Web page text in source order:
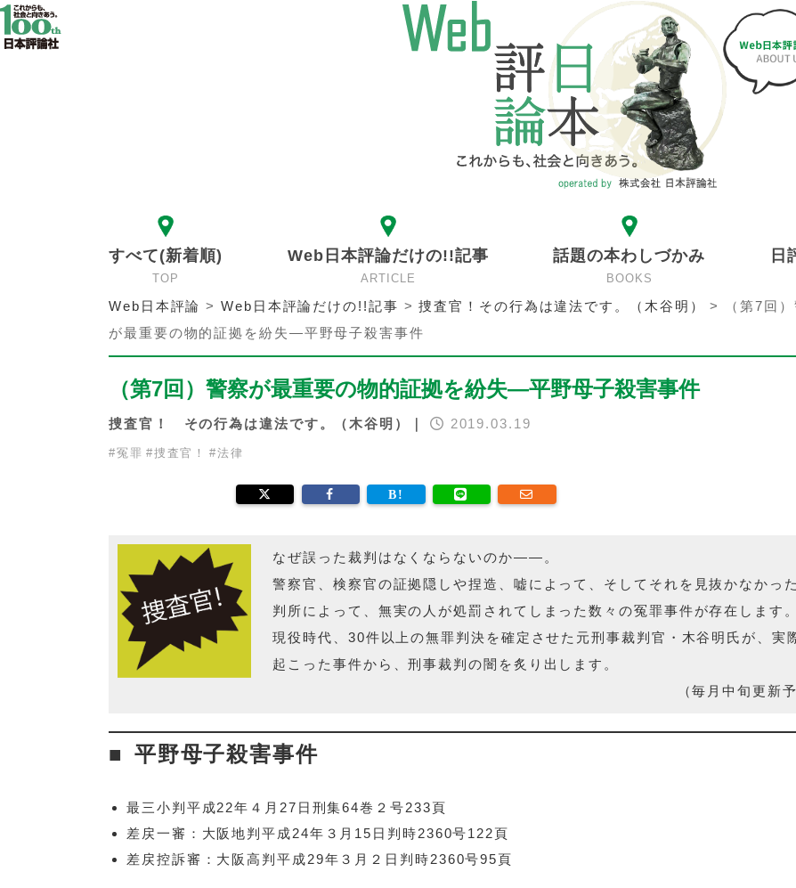
すべて(新着順)
TOP
Web日本評論だけの!!記事
ARTICLE
話題の本わしづかみ
BOOKS
日
Web日本評論 >Web日本評論だけの!!記事 >捜査官！その行為は違法です。（木谷明） >
（第7回
が最重要の物的証拠を紛失―平野母子殺害事件
（第7回）警察が最重要の物的証拠を紛失―平野母子殺害事件
捜査官！ その行為は違法です。（木谷明）｜ 2019.03.19
#冤罪 #捜査官！ #法律
なぜ誤った裁判はなくならないのか――。
警察官、検察官の証拠隠しや捏造、嘘によって、そしてそれを見抜かなかっ
判所によって、無実の人が処罰されてしまった数々の冤罪事件が存在します。
現役時代、30件以上の無罪判決を確定させた元刑事裁判官・木谷明氏が、実
起こった事件から、刑事裁判の闇を炙り出します。
（毎月中旬更新予
平野母子殺害事件
最三小判平成22年４月27日刑集64巻２号233頁
差戻一審：大阪地判平成24年３月15日判時2360号122頁
差戻控訴審：大阪高判平成29年３月２日判時2360号95頁